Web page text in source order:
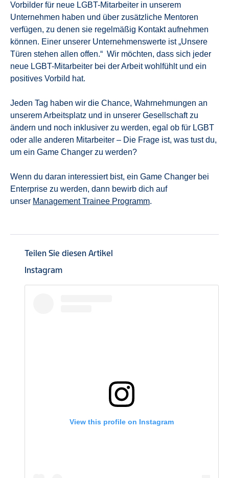
Vorbilder für neue LGBT-Mitarbeiter in unserem
Unternehmen haben und über zusätzliche Mentoren
verfügen, zu denen sie regelmäßig Kontakt aufnehmen
können. Einer unserer Unternehmenswerte ist „Unsere
Türen stehen allen offen.“ Wir möchten, dass sich jeder
neue LGBT-Mitarbeiter bei der Arbeit wohlfühlt und ein
positives Vorbild hat.
Jeden Tag haben wir die Chance, Wahrnehmungen an
unserem Arbeitsplatz und in unserer Gesellschaft zu
ändern und noch inklusiver zu werden, egal ob für LGBT
oder alle anderen Mitarbeiter – Die Frage ist, was tust du,
um ein Game Changer zu werden?
Wenn du daran interessiert bist, ein Game Changer bei
Enterprise zu werden, dann bewirb dich auf
unser Management Trainee Programm.
Teilen Sie diesen Artikel
Instagram
View this profile on Instagram